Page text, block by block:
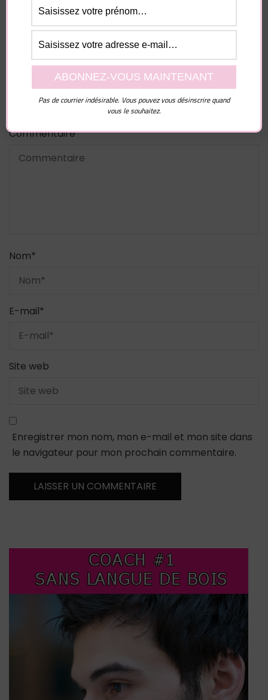
Laisser un commentaire
Votre adresse e-mail ne sera pas publiée.Les
champs obligatoires sont indiqués avec
Commentaire
Nom*
E-mail*
Site web
Enregistrer mon nom, mon e-mail et mon site dans
le navigateur pour mon prochain commentaire.
Pas de courrier indésirable. Vous pouvez vous désinscrire quand
vous le souhaitez.